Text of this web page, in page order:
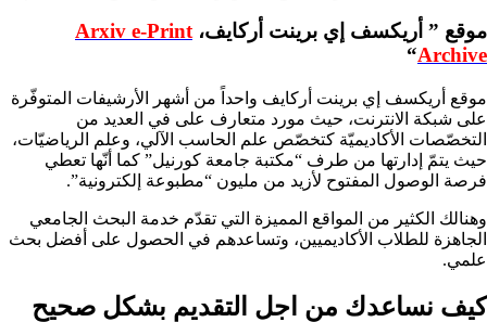
موقع ” أريكسف إي برينت أركايف،Arxiv e-Print
Archive
“
موقع أريكسف إي برينت أركايف واحداً من أشهر الأرشيفات المتوفّرة
على شبكة الانترنت، حيث مورد متعارف على في العديد من
التخصّصات الأكاديميّة كتخصّص علم الحاسب الآلي، وعلم الرياضيّات،
حيث يتمّ إدارتها من طرف “مكتبة جامعة كورنيل” كما أنّها تعطي
فرصة الوصول المفتوح لأزيد من مليون “مطبوعة إلكترونية”.
وهنالك الكثير من المواقع المميزة التي تقدّم خدمة البحث الجامعي
الجاهزة للطلاب الأكاديميين، وتساعدهم في الحصول على أفضل بحث
علمي.
كيف نساعدك من اجل التقديم بشكل صحيح